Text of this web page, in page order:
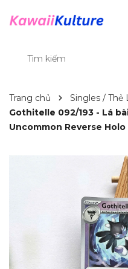
Trang chủ Singles / Thẻ
Gothitelle 092/193 - Lá
Uncommon Reverse